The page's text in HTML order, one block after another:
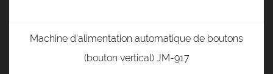
Machine d'alimentation automatique de boutons
(bouton vertical) JM-917